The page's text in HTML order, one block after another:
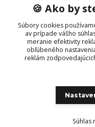
Peknekabelky.sk
+421 949747302
Po-Pia 10-16
🍪 Ako by
Súbory cookies
av prípade vášho
meranie efektivity
obľúbeného
reklám